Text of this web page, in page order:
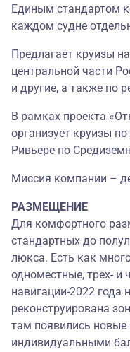
Единым стандартом
каждом судне
Предлагает круизы
центральной части
и другие, а также по
В рамках проекта
организует круизы
Ривьере по
Миссия компании –
РАЗМЕЩЕНИЕ
Для комфортного
стандартных до
люкса. Есть как
одноместные, трех- и
навигации-2022 года
реконструирована
там появились
индивидуальными